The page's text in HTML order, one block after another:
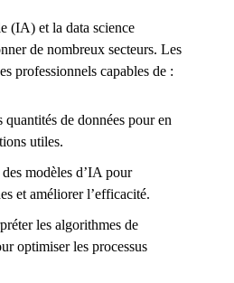
(IA) et la data science
de nombreux secteurs. Les
professionnels capables de :
quantités de données pour en
utiles.
modèles d’IA pour
et améliorer l’efficacité.
les algorithmes de
optimiser les processus